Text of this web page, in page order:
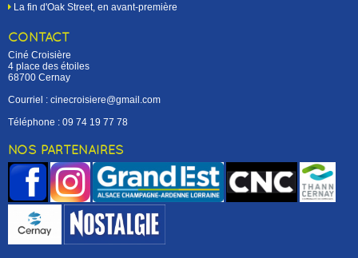
La fin d'Oak Street, en avant-première
CONTACT
Ciné Croisière
4 place des étoiles
68700 Cernay
Courriel : cinecroisiere@gmail.com
Téléphone : 09 74 19 77 78
NOS PARTENAIRES